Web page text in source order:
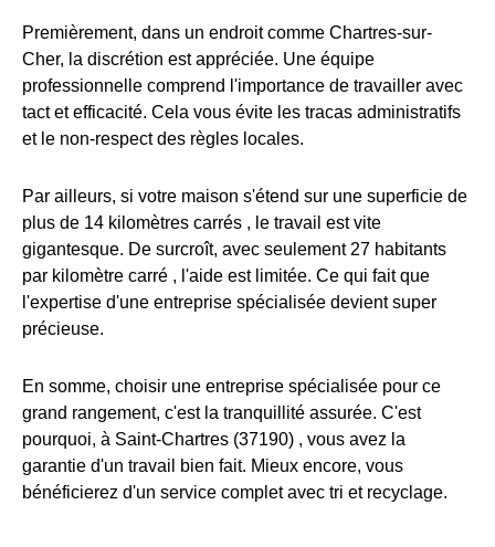
Premièrement, dans un endroit comme Chartres-sur-
Cher, la discrétion est appréciée. Une équipe
professionnelle comprend l'importance de travailler avec
tact et efficacité. Cela vous évite les tracas administratifs
et le non-respect des règles locales.
Par ailleurs, si votre maison s'étend sur une superficie de
plus de 14 kilomètres carrés , le travail est vite
gigantesque. De surcroît, avec seulement 27 habitants
par kilomètre carré , l'aide est limitée. Ce qui fait que
l'expertise d'une entreprise spécialisée devient super
précieuse.
En somme, choisir une entreprise spécialisée pour ce
grand rangement, c'est la tranquillité assurée. C'est
pourquoi, à Saint-Chartres (37190) , vous avez la
garantie d'un travail bien fait. Mieux encore, vous
bénéficierez d'un service complet avec tri et recyclage.